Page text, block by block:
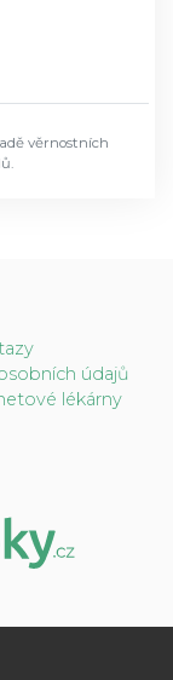
věrnostních
údajů
lékárny